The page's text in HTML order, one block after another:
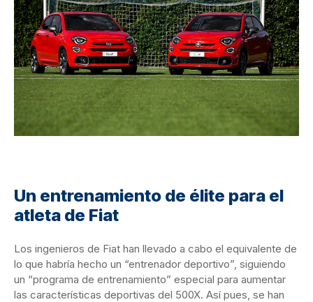
Un entrenamiento de élite para el
atleta de Fiat
Los ingenieros de Fiat han llevado a cabo el equivalente de
lo que habría hecho un “entrenador deportivo”, siguiendo
un “programa de entrenamiento” especial para aumentar
las características deportivas del 500X. Así pues, se han